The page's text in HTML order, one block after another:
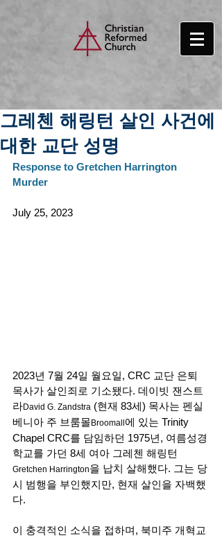
그레첸 해링턴 살인 사건에
대한 교단 성명
Response to Gretchen Harrington
Murder
July 25, 2023
2023년 7월 24일 월요일, CRC 교단 은퇴
목사가 살인죄로 기소됐다. 데이빗 잰스트
라David G. Zandstra (현재 83세) 목사는 펜실
베니아 주 브룸몰 Broomall 에 있는 Trinity
Chapel CRC를 담임하던 1975년, 여름성경
학교를 가던 8세 여아 그레첸 해링턴
Gretchen Harrington을 납치 살해했다. 그는 당
시 범행을 부인했지만, 현재 살인을 자백했
다.
이 충격적인 소식을 접하며, 북미주 개혁교